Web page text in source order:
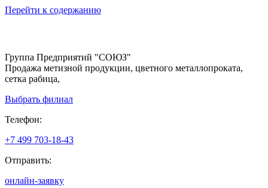
Перейти к содержанию
Группа Предприятий "СОЮЗ"
Продажа метизной продукции, цветного металлопроката,
сетка рабица,
Выбрать филиал
Телефон:
+7 499 703-18-43
Отправить:
онлайн-заявку